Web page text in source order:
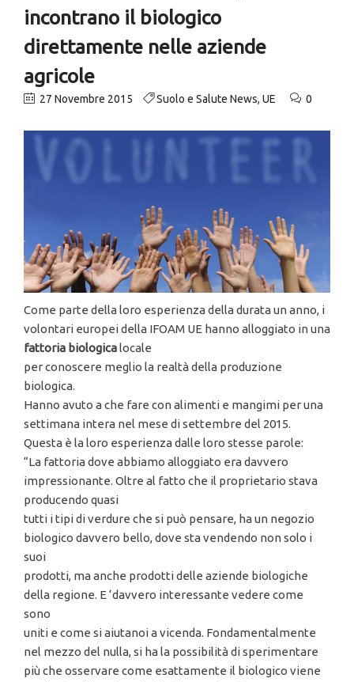
incontrano il biologico
direttamente nelle aziende
agricole
27 Novembre 2015 Suolo e Salute News, UE 0
Come parte della loro esperienza della durata un anno, i
volontari europei della IFOAM UE hanno alloggiato in una
fattoria biologicalocale
per conoscere meglio la realtà della produzione
biologica.
Hanno avuto a che fare con alimenti e mangimi per una
settimana intera nel mese di settembre del 2015.
Questa è la loro esperienza dalle loro stesse parole:
“La fattoria dove abbiamo alloggiato era davvero
impressionante. Oltre al fatto che il proprietario stava
producendo quasi
tutti i tipi di verdure che si può pensare, ha un negozio
biologico davvero bello, dove sta vendendo non solo i
suoi
prodotti, ma anche prodotti delle aziende biologiche
della regione. E ‘davvero interessante vedere come
sono
uniti e come si aiutanoi a vicenda. Fondamentalmente
nel mezzo del nulla, si ha la possibilità di sperimentare
più che osservare come esattamente il biologico viene